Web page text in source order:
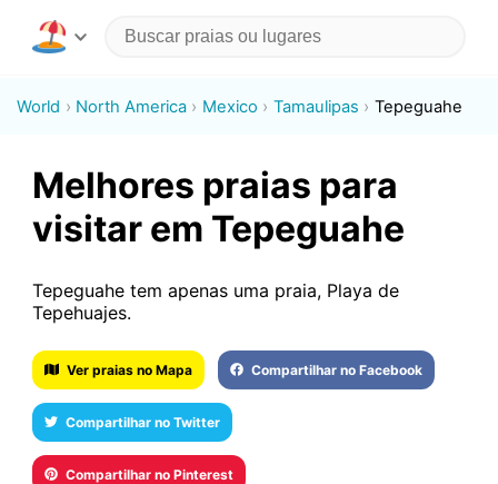
World North America Mexico Tamaulipas Tepeguahe
Melhores praias para
visitar em Tepeguahe
Tepeguahe tem apenas uma praia, Playa de
Tepehuajes.
Ver praias no Mapa Compartilhar no Facebook
Compartilhar no Twitter
Compartilhar no Pinterest